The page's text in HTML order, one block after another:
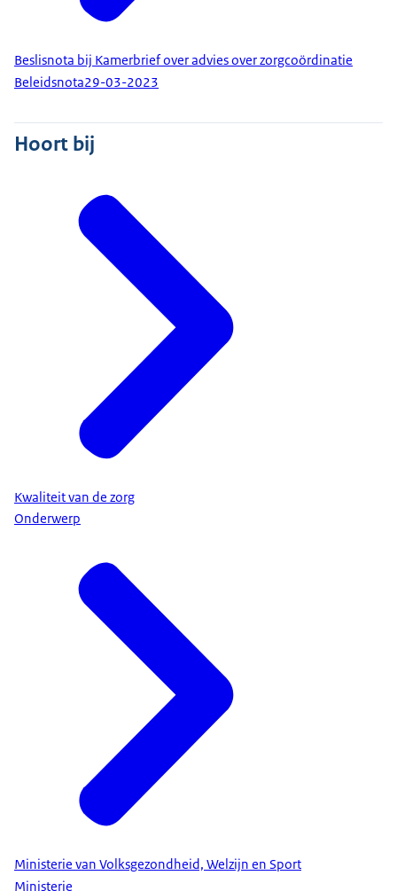
Beslisnota bij Kamerbrief over advies over zorgcoördinatie
Beleidsnota29-03-2023
Hoort bij
Kwaliteit van de zorg
Onderwerp
Ministerie van Volksgezondheid, Welzijn en Sport
Ministerie